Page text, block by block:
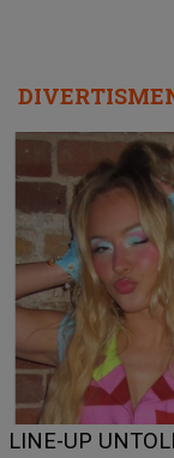
Ce a dezvăluit